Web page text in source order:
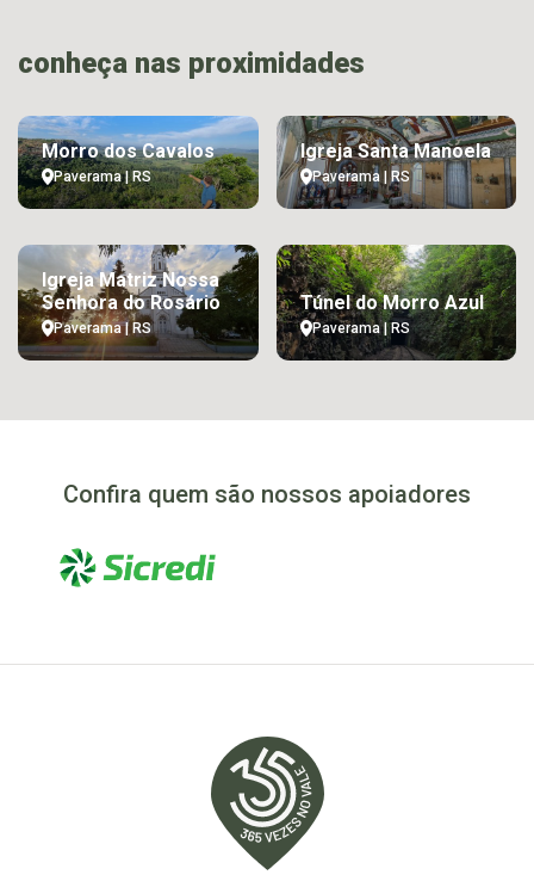
conheça nas proximidades
Morro dos Cavalos
Paverama | RS
Igreja Santa Manoela
Paverama | RS
Igreja Matriz Nossa
Senhora do Rosário
Paverama | RS
Túnel do Morro Azul
Paverama | RS
Confira quem são nossos apoiadores